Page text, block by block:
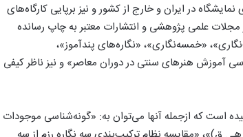
در ایران و خارج از کشور و نیز برپایی کارگاه‌های
علمی پژوهشی و انتشارات معتبر به چاپ رسانده
«خمسه‌نگاری»، «نگاره‌های پندآموز»،
آموزش هنرهای سنتی در دوران معاصر» و نیز ناظر کیفی
است که ازجمله آنها می‌توان به: «گونه‌شناسی موجودات